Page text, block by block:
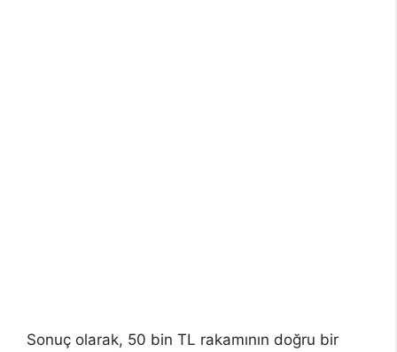
Sonuç olarak, 50 bin TL rakamının doğru bir